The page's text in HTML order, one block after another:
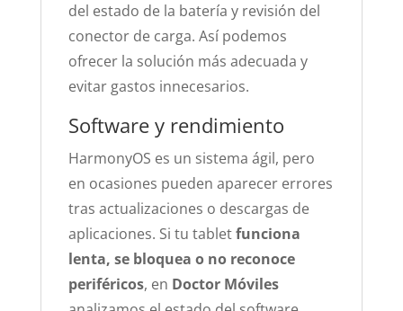
del estado de la batería y revisión del
conector de carga. Así podemos
ofrecer la solución más adecuada y
evitar gastos innecesarios.
Software y rendimiento
HarmonyOS es un sistema ágil, pero
en ocasiones pueden aparecer errores
tras actualizaciones o descargas de
aplicaciones. Si tu tabletfunciona
lenta, se bloquea o no reconoce
periféricos, en Doctor Móviles